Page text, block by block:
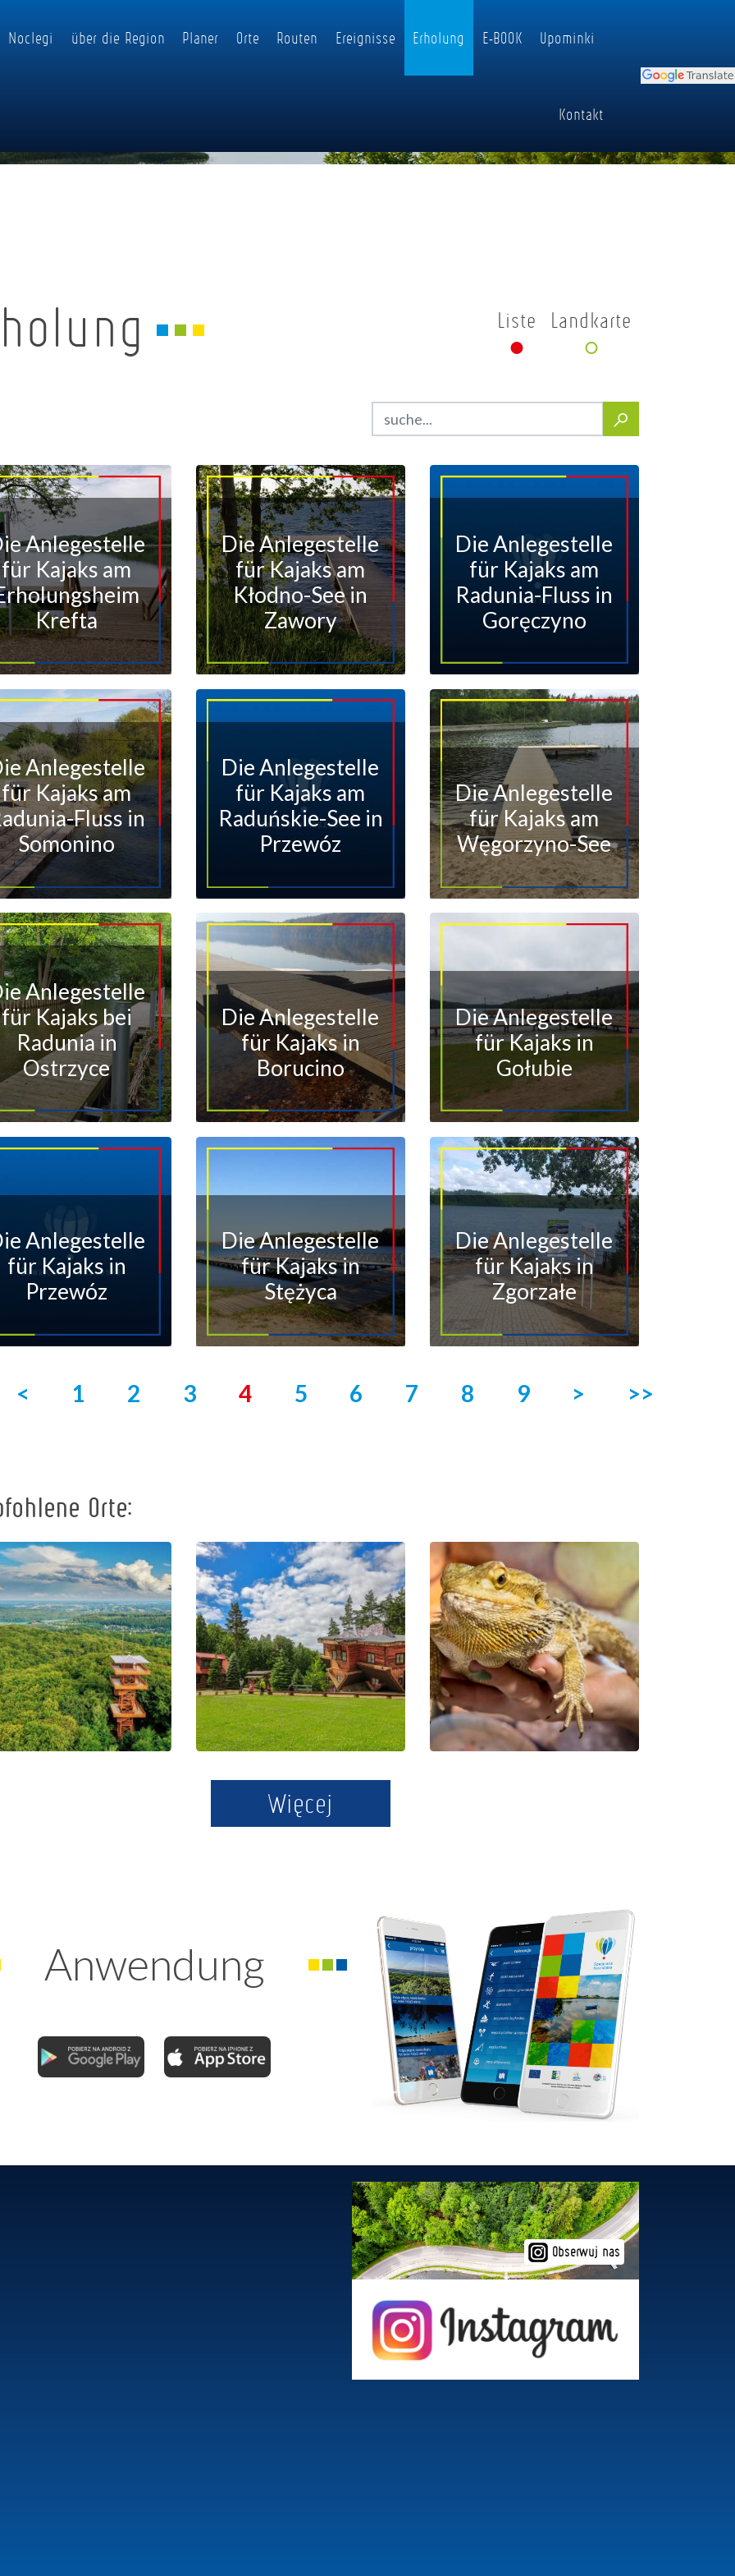
Noclegi über die Region Planer Orte Routen Ereignisse Erholung E-BOOK Upominki
Kontakt
Liste Landkarte
Anlegestelle
für Kajaks am
Krefta
Die Anlegestelle
für Kajaks am
Kłodno-See in
Zawory
Die Anlegestelle
für Kajaks am
Radunia-Fluss in
Goręczyno
Anlegestelle
für Kajaks am
Fluss in
Somonino
Die Anlegestelle
für Kajaks am
Raduńskie-See in
Przewóz
Die Anlegestelle
für Kajaks am
Węgorzyno-See
Anlegestelle
für Kajaks bei
Radunia in
Ostrzyce
Die Anlegestelle
für Kajaks in
Borucino
Die Anlegestelle
für Kajaks in
Gołubie
Anlegestelle
für Kajaks in
Przewóz
Die Anlegestelle
für Kajaks in
Stężyca
Die Anlegestelle
für Kajaks in
Zgorzałe
< 1 2 3 4 5 6 7 8 9 > >>
Orte:
Johannes-
Paul-II.-
Aussichtsturm
in Wieżyca
Das Zentrum
für Bildung
und
Vermarktung
der Region in
Szymbark
Der
Bildungspark
Zoo –
Exotische
Kaschubei in
Tuchlino
Więcej
Anwendung
Obserwuj nas